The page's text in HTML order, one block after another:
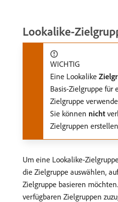
Lookalike-
WICHTIG
Eine Lookalike
Basis-Zielgruppe für
Zielgruppe
Sie können nicht
Zielgruppen
Um eine Lookalike-
die Zielgruppe auswählen,
Zielgruppe basieren
verfügbaren Zielgruppen